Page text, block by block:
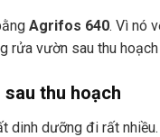
Agrifos 640. Vì nó
rửa vườn sau thu
thu hoạch
dưỡng đi rất